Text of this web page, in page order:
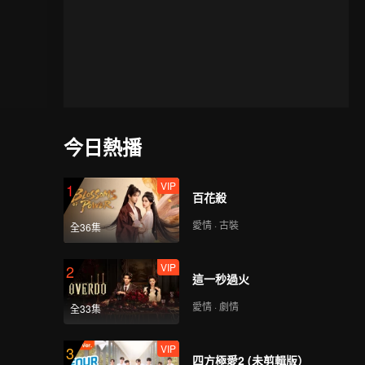
今日熱播
1
全36集
VIP
百花殺
愛情 · 古裝
2
全33集
VIP
這一秒過火
愛情 · 劇情
3 VIP
四方極愛2 (未剪輯版）